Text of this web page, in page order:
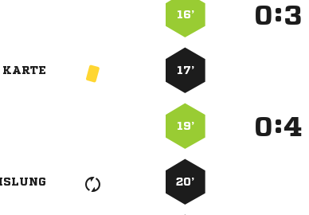
16’ :
KARTE 17’
19’ :
20’